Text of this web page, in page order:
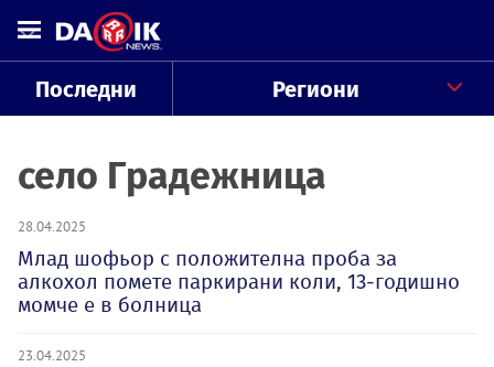
Последни Региони
село Градежница
28.04.2025
Млад шофьор с положителна проба за
алкохол помете паркирани коли, 13-годишно
момче е в болница
23.04.2025